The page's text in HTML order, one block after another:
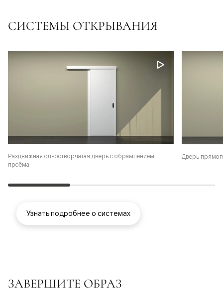
СИСТЕМЫ ОТКРЫВАНИЯ
Раздвижная одностворчатая дверь с обрамлением
проёма
Дверь
Узнать подробнее о системах
ЗАВЕРШИТЕ ОБРАЗ